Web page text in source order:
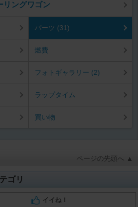
リングワゴン
パーツ (31)
燃費
フォトギャラリー (2)
ラップタイム
買い物
ページの先頭へ ▲
ゴリ
イイね！